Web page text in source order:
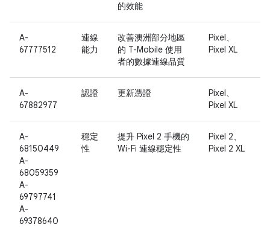
的效能
A-
67777512
連線
能力
改善澳洲部分地區
的 T-Mobile 使用
者的數據連線品質
Pixel、
Pixel XL
A-
67882977
認證 更新憑證
Pixel、
Pixel XL
A-
68150449
A-
68059359
A-
69797741
A-
69378640
穩定
性
提升 Pixel 2 手機的
Wi-Fi 連線穩定性
Pixel 2、
Pixel 2 XL